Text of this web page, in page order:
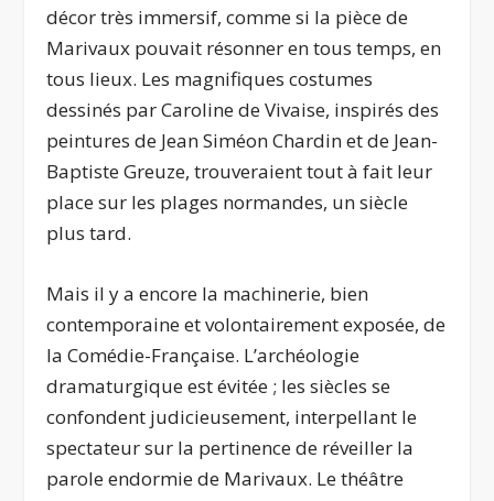
décor très immersif, comme si la pièce de
Marivaux pouvait résonner en tous temps, en
tous lieux. Les magnifiques costumes
dessinés par Caroline de Vivaise, inspirés des
peintures de Jean Siméon Chardin et de Jean-
Baptiste Greuze, trouveraient tout à fait leur
place sur les plages normandes, un siècle
plus tard.
Mais il y a encore la machinerie, bien
contemporaine et volontairement exposée, de
la Comédie-Française. L’archéologie
dramaturgique est évitée ; les siècles se
confondent judicieusement, interpellant le
spectateur sur la pertinence de réveiller la
parole endormie de Marivaux. Le théâtre